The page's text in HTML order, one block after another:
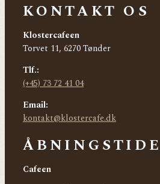
KONTAKT OS
Klostercafeen
Torvet 11, 6270 Tønder
Tlf.:
(+45) 73 72 41 04
Email:
kontakt@klostercafe.dk
Cafeen